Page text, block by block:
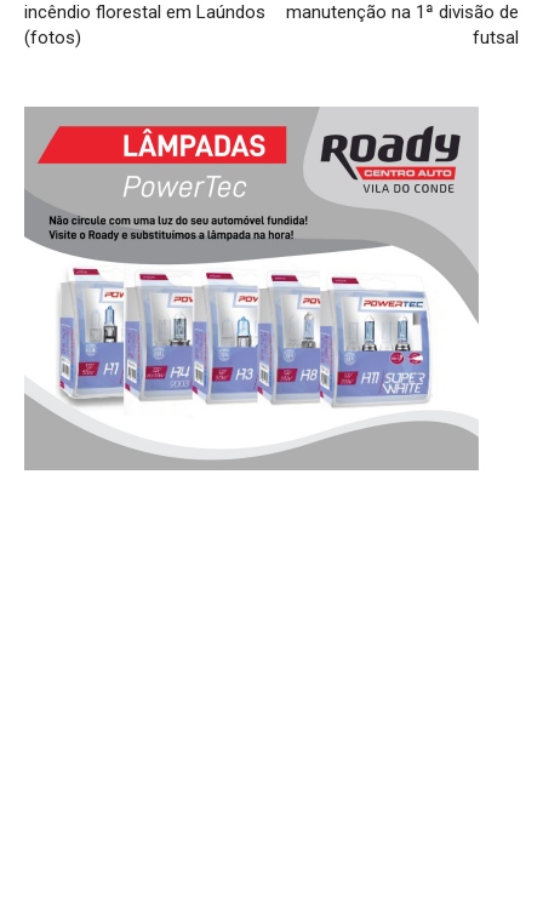
incêndio florestal em Laúndos
(fotos)
manutenção na 1ª divisão de
futsal